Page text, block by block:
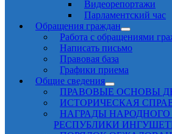
Видеорепортажи
Парламентский час
Обращения граждан
Работа с обращениями
Написать письмо
Правовая база
Графики приема
Общие сведения
ПРАВОВЫЕ ОСНОВЫ
ИСТОРИЧЕСКАЯ
НАГРАДЫ НАРОДНОГО
РЕСПУБЛИКИ